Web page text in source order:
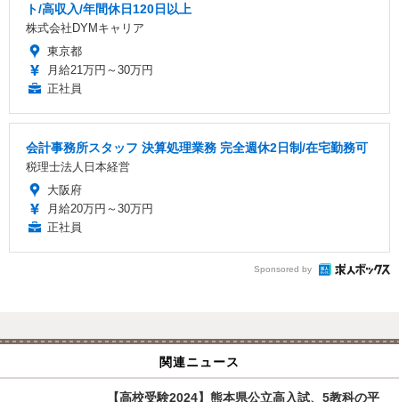
ト/高収入/年間休日120日以上
株式会社DYMキャリア
東京都
月給21万円～30万円
正社員
会計事務所スタッフ 決算処理業務 完全週休2日制/在宅勤務可
税理士法人日本経営
大阪府
月給20万円～30万円
正社員
Sponsored by
関連ニュース
【高校受験2024】熊本県公立高入試、5教科の平